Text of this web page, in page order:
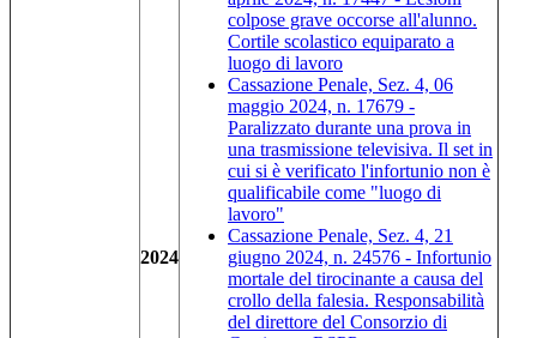
2024
colpose grave occorse all'alunno.
Cortile scolastico equiparato a
luogo di lavoro
Cassazione Penale, Sez. 4, 06
maggio 2024, n. 17679 -
Paralizzato durante una prova in
una trasmissione televisiva. Il set in
cui si è verificato l'infortunio non è
qualificabile come "luogo di
lavoro"
Cassazione Penale, Sez. 4, 21
giugno 2024, n. 24576 - Infortunio
mortale del tirocinante a causa del
crollo della falesia. Responsabilità
del direttore del Consorzio di